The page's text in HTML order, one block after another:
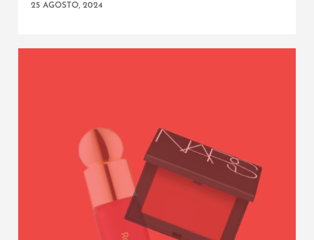
25 AGOSTO, 2024